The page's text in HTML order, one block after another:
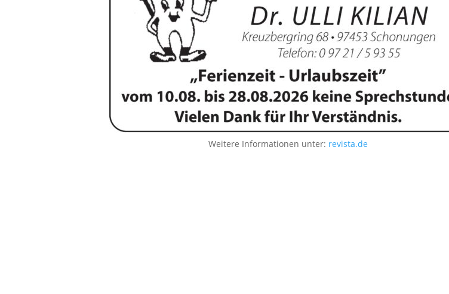
Weitere Informationen unter: revista.de